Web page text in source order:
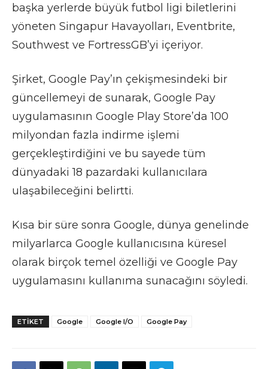
başka yerlerde büyük futbol ligi biletlerini
yöneten Singapur Havayolları, Eventbrite,
Southwest ve FortressGB’yi içeriyor.
Şirket, Google Pay’ın çekişmesindeki bir
güncellemeyi de sunarak, Google Pay
uygulamasının Google Play Store’da 100
milyondan fazla indirme işlemi
gerçekleştirdiğini ve bu sayede tüm
dünyadaki 18 pazardaki kullanıcılara
ulaşabileceğini belirtti.
Kısa bir süre sonra Google, dünya genelinde
milyarlarca Google kullanıcısına küresel
olarak birçok temel özelliği ve Google Pay
uygulamasını kullanıma sunacağını söyledi.
ETIKET Google Google I/O Google Pay